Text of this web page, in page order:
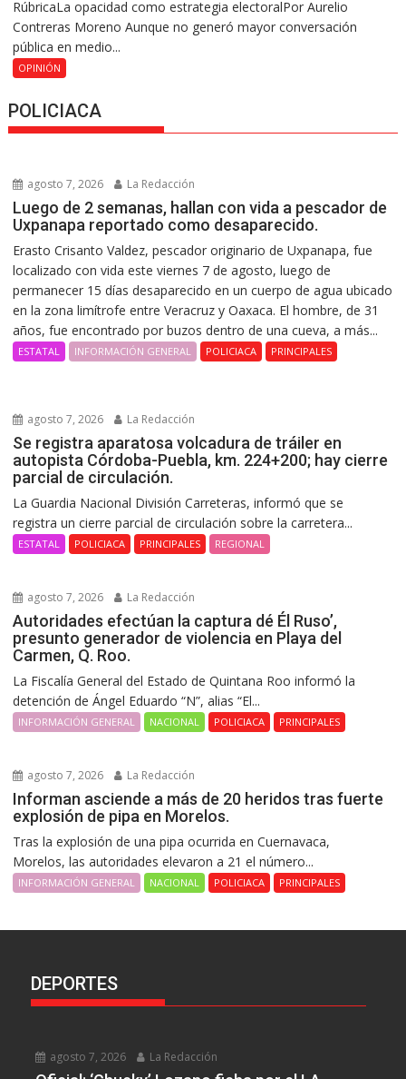
RúbricaLa opacidad como estrategia electoralPor Aurelio
Contreras Moreno Aunque no generó mayor conversación
pública en medio...
OPINIÓN
POLICIACA
agosto 7, 2026 La Redacción
Luego de 2 semanas, hallan con vida a pescador de
Uxpanapa reportado como desaparecido.
Erasto Crisanto Valdez, pescador originario de Uxpanapa, fue
localizado con vida este viernes 7 de agosto, luego de
permanecer 15 días desaparecido en un cuerpo de agua ubicado
en la zona limítrofe entre Veracruz y Oaxaca. El hombre, de 31
años, fue encontrado por buzos dentro de una cueva, a más...
ESTATAL INFORMACIÓN GENERAL POLICIACA PRINCIPALES
agosto 7, 2026 La Redacción
Se registra aparatosa volcadura de tráiler en
autopista Córdoba-Puebla, km. 224+200; hay cierre
parcial de circulación.
La Guardia Nacional División Carreteras, informó que se
registra un cierre parcial de circulación sobre la carretera...
ESTATAL POLICIACA PRINCIPALES REGIONAL
agosto 7, 2026 La Redacción
Autoridades efectúan la captura dé Él Ruso’,
presunto generador de violencia en Playa del
Carmen, Q. Roo.
La Fiscalía General del Estado de Quintana Roo informó la
detención de Ángel Eduardo “N”, alias “El...
INFORMACIÓN GENERAL NACIONAL POLICIACA PRINCIPALES
agosto 7, 2026 La Redacción
Informan asciende a más de 20 heridos tras fuerte
explosión de pipa en Morelos.
Tras la explosión de una pipa ocurrida en Cuernavaca,
Morelos, las autoridades elevaron a 21 el número...
INFORMACIÓN GENERAL NACIONAL POLICIACA PRINCIPALES
DEPORTES
agosto 7, 2026 La Redacción